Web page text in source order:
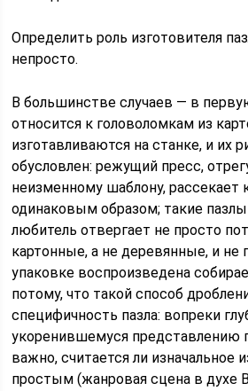
Определить роль изготовителя
непросто.
В большинстве случаев — в
относится к головоломкам из
изготавливаются на станке, и их
обусловлен: режущий пресс,
неизменному шаблону, рассекает
одинаковым образом; такие
любитель отвергает не просто
картонные, а не деревянные, и не
упаковке воспроизведена
потому, что такой способ
специфичность пазла: вопреки
укоренившемуся представлению
важно, считается ли изначальное
простым (жанровая сцена в духе